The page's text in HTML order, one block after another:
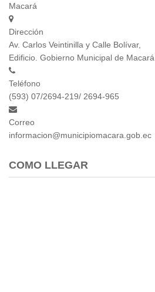
Macará
Dirección
Av. Carlos Veintinilla y Calle Bolívar,
Edificio. Gobierno Municipal de Macará
Teléfono
(593) 07/2694-219/ 2694-965
Correo
informacion@municipiomacara.gob.ec
COMO LLEGAR
CPCCS
GAD Macará
Empresa Pública de Vivienda
Biblioteca
P.A.C. - P.O.A.
P.D.L - P.D.O.T.
GACETA TRIBUTARIA
Ordenanzas/Resoluciones
Convenios
Concurso de Méritos
Concursos 2016